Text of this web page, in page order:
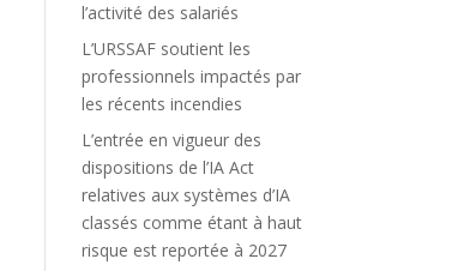
l’activité des salariés
L’URSSAF soutient les
professionnels impactés par
les récents incendies
L’entrée en vigueur des
dispositions de l’IA Act
relatives aux systèmes d’IA
classés comme étant à haut
risque est reportée à 2027